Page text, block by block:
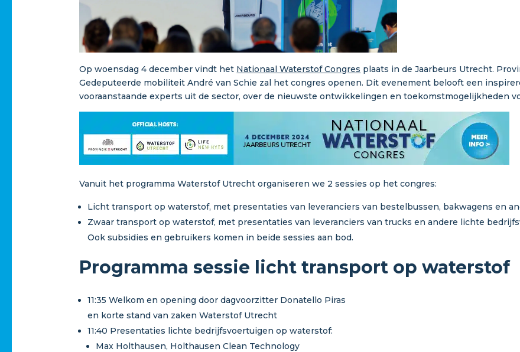
Op woensdag 4 december vindt het Nationaal Waterstof Congres plaats in de Jaarbeurs Utrecht.
Gedeputeerde mobiliteit André van Schie zal het congres openen. Dit evenement belooft een
vooraanstaande experts uit de sector, over de nieuwste ontwikkelingen en toekomstmogelijkheden
Vanuit het programma Waterstof Utrecht organiseren we 2 sessies op het congres:
Licht transport op waterstof, met presentaties van leveranciers van bestelbussen, bakwagens en
Zwaar transport op waterstof, met presentaties van leveranciers van trucks en andere lichte
Ook subsidies en gebruikers komen in beide sessies aan bod.
Programma sessie licht transport op waterstof
11:35 Welkom en opening door dagvoorzitter Donatello Piras
en korte stand van zaken Waterstof Utrecht
11:40 Presentaties lichte bedrijfsvoertuigen op waterstof:
Max Holthausen, Holthausen Clean Technology